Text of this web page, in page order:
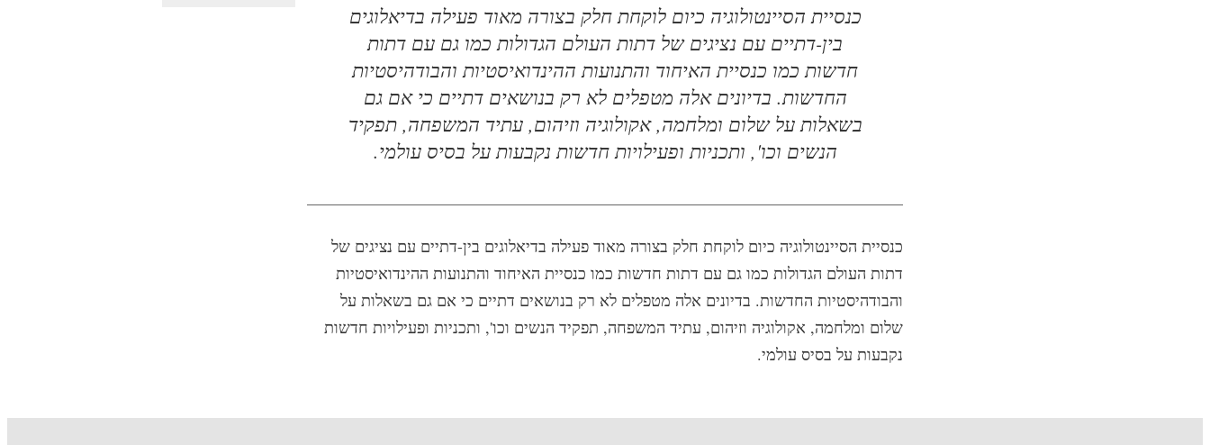
כנסיית הסיינטולוגיה כיום לוקחת חלק בצורה מאוד פעילה בדיאלוגים
בין-דתיים עם נציגים של דתות העולם הגדולות כמו גם עם דתות
חדשות כמו כנסיית האיחוד והתנועות ההינדואיסטיות והבודהיסטיות
החדשות. בדיונים אלה מטפלים לא רק בנושאים דתיים כי אם גם
בשאלות על שלום ומלחמה, אקולוגיה וזיהום, עתיד המשפחה, תפקיד
הנשים וכו', ותכניות ופעילויות חדשות נקבעות על בסיס עולמי.
כנסיית הסיינטולוגיה כיום לוקחת חלק בצורה מאוד פעילה בדיאלוגים בין-דתיים עם נציגים של
דתות העולם הגדולות כמו גם עם דתות חדשות כמו כנסיית האיחוד והתנועות ההינדואיסטיות
והבודהיסטיות החדשות. בדיונים אלה מטפלים לא רק בנושאים דתיים כי אם גם בשאלות על
שלום ומלחמה, אקולוגיה וזיהום, עתיד המשפחה, תפקיד הנשים וכו', ותכניות ופעילויות חדשות
נקבעות על בסיס עולמי.